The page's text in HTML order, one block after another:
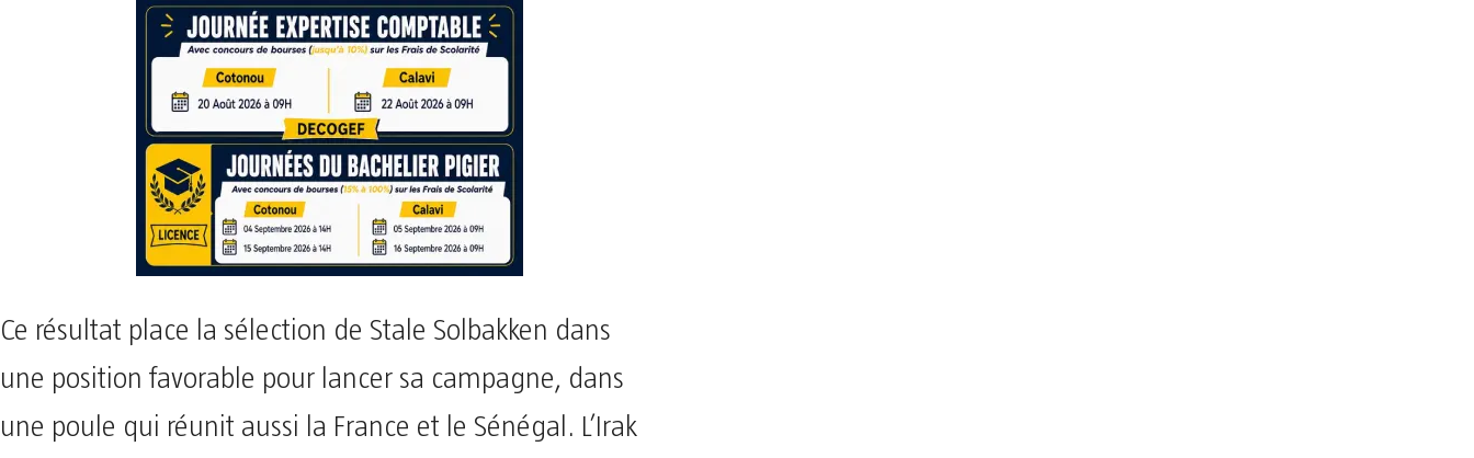
Ce résultat place la sélection de Stale Solbakken dans
une position favorable pour lancer sa campagne, dans
une poule qui réunit aussi la France et le Sénégal. L’Irak